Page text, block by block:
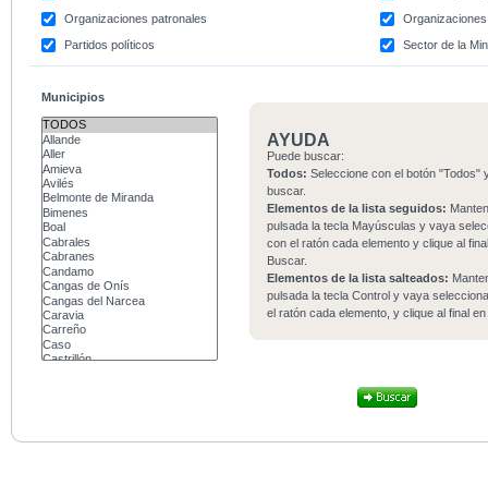
Organizaciones patronales
Partidos políticos
Sector de la
Municipios
AYUDA
Puede buscar:
Todos: Seleccione con el botón "Todos"
buscar.
Elementos de la lista seguidos:
pulsada la tecla Mayúsculas y vaya
con el ratón cada elemento y clique al
Buscar.
Elementos de la lista salteados:
pulsada la tecla Control y vaya
el ratón cada elemento, y clique al final